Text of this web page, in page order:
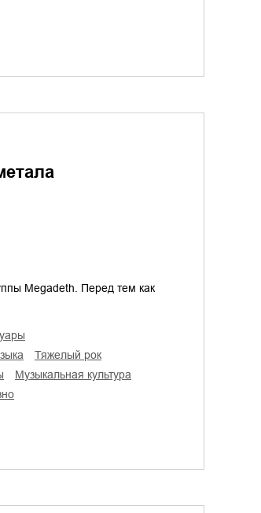
Megadeth. Перед тем как
тяжелый рок
музыкальная культура